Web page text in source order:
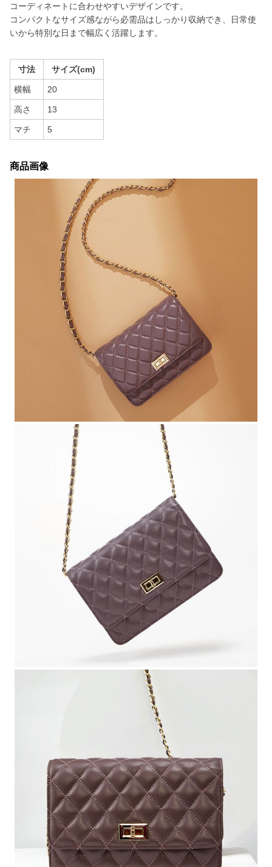
コーディネートに合わせやすいデザインです。
コンパクトなサイズ感ながら必需品はしっかり収納でき、日常使
いから特別な日まで幅広く活躍します。
寸法 サイズ(cm)
横幅 20
高さ 13
マチ 5
商品画像